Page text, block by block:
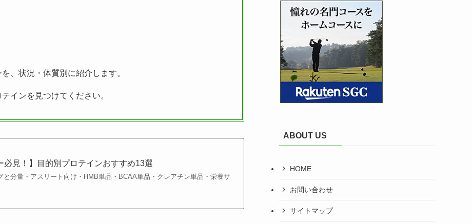
、状況・体質別に紹介します。
インを見つけてください。
必見！】目的別プロテインおすすめ13選
と分量・アスリート向け・HMB単品・BCAA単品・クレアチン単品・栄養サ
ABOUT US
HOME
お問い合わせ
サイトマップ